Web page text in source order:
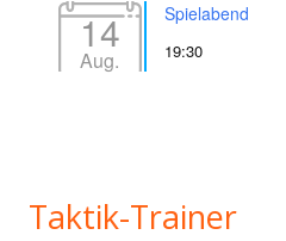
14
Aug.
Spielabend
19:30
Taktik-Trainer